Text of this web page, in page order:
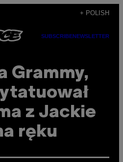
+ POLISH
SUBSCRIBENEWSLETTER
Grammy,
z Jackie
ręku